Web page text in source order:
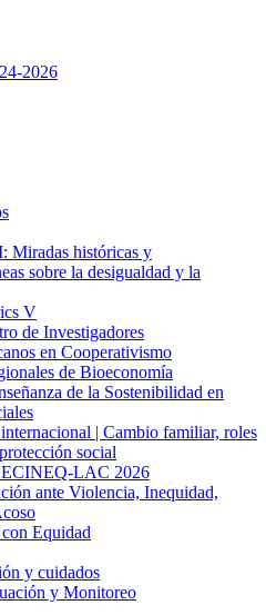
2026
Miradas históricas y
sobre la desigualdad y la
V
de Investigadores
en Cooperativismo
de Bioeconomía
de la Sostenibilidad en
| Cambio familiar, roles
social
ECINEQ-LAC 2026
ante Violencia, Inequidad,
Equidad
y cuidados
y Monitoreo